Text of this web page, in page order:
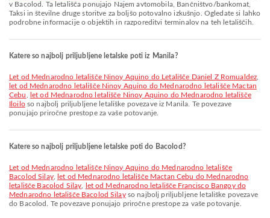
v Bacolod. Ta letališča ponujajo Najem avtomobila, Bančništvo/bankomat,
Taksi in številne druge storitve za boljšo potovalno izkušnjo. Ogledate si lahko
podrobne informacije o objektih in razporeditvi terminalov na teh letališčih.
Katere so najbolj priljubljene letalske poti iz Manila?
let od Mednarodno letališče Ninoy Aquino do Letališče Daniel Z Romualdez
let od Mednarodno letališče Ninoy Aquino do Mednarodno letališče Mactan
Cebu
let od Mednarodno letališče Ninoy Aquino do Mednarodno letališče
Iloiloso najbolj priljubljene letališke povezave iz Manila. Te povezave
ponujajo priročne prestope za vaše potovanje.
Katere so najbolj priljubljene letalske poti do Bacolod?
let od Mednarodno letališče Ninoy Aquino do Mednarodno letališče
Bacolod Silay,
let od Mednarodno letališče Mactan Cebu do Mednarodno
letališče Bacolod Silay
let od Mednarodno letališče Francisco Bangoy do
Mednarodno letališče Bacolod Silayso najbolj priljubljene letališke povezave
do Bacolod. Te povezave ponujajo priročne prestope za vaše potovanje.